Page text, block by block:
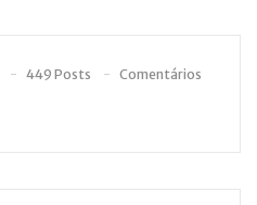
449 Posts Comentários